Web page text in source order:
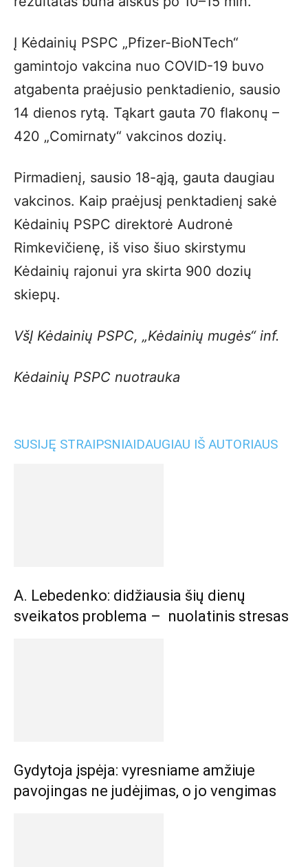
Į Kėdainių PSPC „Pfizer-BioNTech“
gamintojo vakcina nuo COVID-19 buvo
atgabenta praėjusio penktadienio, sausio
14 dienos rytą. Tąkart gauta 70 flakonų –
420 „Comirnaty“ vakcinos dozių.
Pirmadienį, sausio 18-ąją, gauta daugiau
vakcinos. Kaip praėjusį penktadienį sakė
Kėdainių PSPC direktorė Audronė
Rimkevičienę, iš viso šiuo skirstymu
Kėdainių rajonui yra skirta 900 dozių
skiepų.
VšĮ Kėdainių PSPC, „Kėdainių mugės“ inf.
Kėdainių PSPC nuotrauka
SUSIJĘ STRAIPSNIAIDAUGIAU IŠ AUTORIAUS
A. Lebedenko: didžiausia šių dienų
sveikatos problema – nuolatinis stresas
Gydytoja įspėja: vyresniame amžiuje
pavojingas ne judėjimas, o jo vengimas